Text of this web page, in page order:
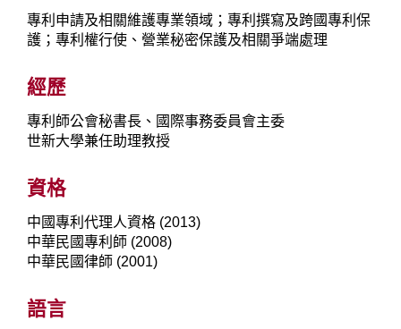
專利申請及相關維護專業領域；專利撰寫及跨國專利保
護；專利權行使、營業秘密保護及相關爭端處理
經歷
專利師公會秘書長、國際事務委員會主委
世新大學兼任助理教授
資格
中國專利代理人資格 (2013)
中華民國專利師 (2008)
中華民國律師 (2001)
語言